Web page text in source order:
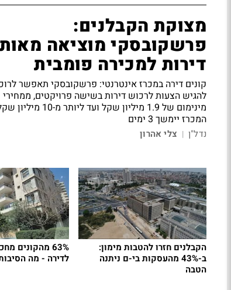
מצוקת הקבלנים:
פרשקובסקי מוציאה מאות
דירות למכירה פומבית
קונים דירה במכרז אינטרנטי: פרשקובסקי תאפשר
להגיש הצעות לרכוש דירות בשישה פרויקטים, ממחירי
מינימום של 1.9 מיליון שקל ועד ליותר מ-10
המכרז יימשך 3 ימים
נדל"ן | צלי אהרון
הקבלנים חזרו להטבות מימון:
ב-43% מהעסקות בי-ם ניתנה
הטבה
63% מהקונים
לדירה - מה